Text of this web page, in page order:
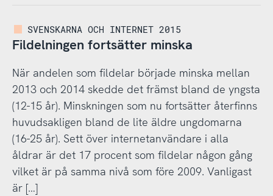
SVENSKARNA OCH INTERNET 2015
Fildelningen fortsätter minska
När andelen som fildelar började minska mellan
2013 och 2014 skedde det främst bland de yngsta
(12-15 år). Minskningen som nu fortsätter återfinns
huvudsakligen bland de lite äldre ungdomarna
(16-25 år). Sett över internetanvändare i alla
åldrar är det 17 procent som fildelar någon gång
vilket är på samma nivå som före 2009. Vanligast
är […]